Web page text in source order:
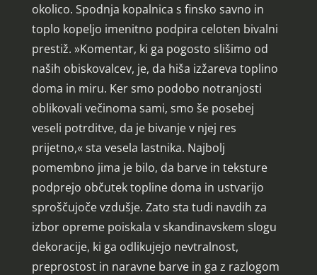
okolico. Spodnja kopalnica s finsko savno in
toplo kopeljo imenitno podpira celoten bivalni
prestiž. »Komentar, ki ga pogosto slišimo od
naših obiskovalcev, je, da hiša izžareva toplino
doma in miru. Ker smo podobo notranjosti
oblikovali večinoma sami, smo še posebej
veseli potrditve, da je bivanje v njej res
prijetno,« sta vesela lastnika. Najbolj
pomembno jima je bilo, da barve in teksture
podprejo občutek topline doma in ustvarijo
sproščujoče vzdušje. Zato sta tudi navdih za
izbor opreme poiskala v skandinavskem slogu
dekoracije, ki ga odlikujejo nevtralnost,
preprostost in naravne barve in ga z razlogom